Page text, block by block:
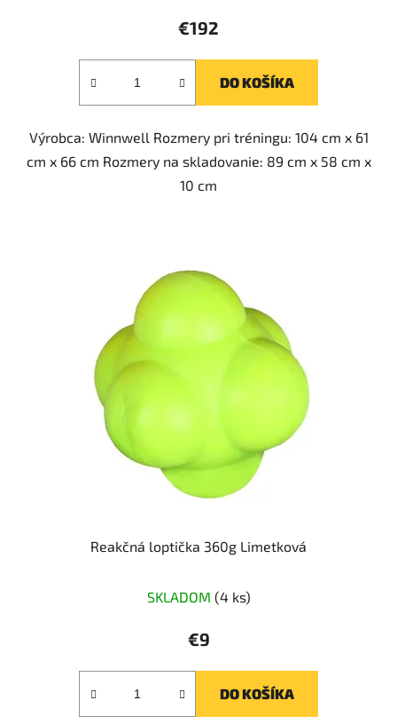
€192
DO KOŠÍKA
Výrobca: Winnwell Rozmery pri tréningu: 104 cm x 61
cm x 66 cm Rozmery na skladovanie: 89 cm x 58 cm x
10 cm
Reakčná loptička 360g Limetková
SKLADOM (4 ks)
€9
DO KOŠÍKA